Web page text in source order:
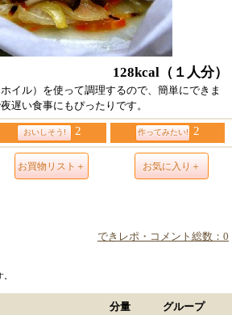
128kcal （１人分）
イル）を使って調理するので、簡単にできま
遅い食事にもぴったりです。
おいしそう! 2 作ってみたい! 2
お買物リスト＋ お気に入り＋
できレポ・コメント総数：0
分量 グループ